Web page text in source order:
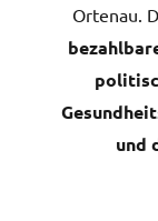
Ortenau.
und